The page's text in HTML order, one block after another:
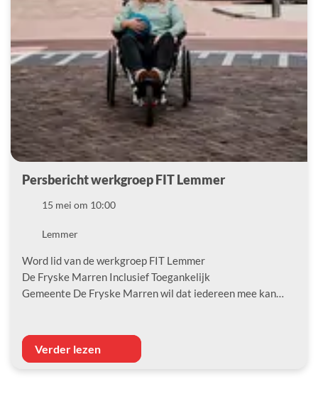
Persbericht werkgroep FIT Lemmer
Datum15 mei om 10:00
LocatieLemmer
Word lid van de werkgroep FIT Lemmer
De Fryske Marren Inclusief Toegankelijk
Gemeente De Fryske Marren wil dat iedereen mee kan…
Verder lezen